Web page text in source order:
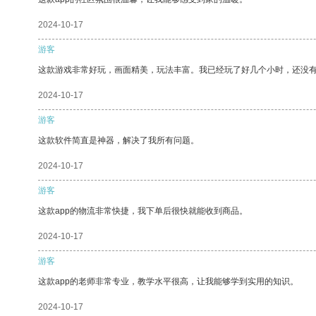
2024-10-17
游客
这款游戏非常好玩，画面精美，玩法丰富。我已经玩了好几个小时，还没
2024-10-17
游客
这款软件简直是神器，解决了我所有问题。
2024-10-17
游客
这款app的物流非常快捷，我下单后很快就能收到商品。
2024-10-17
游客
这款app的老师非常专业，教学水平很高，让我能够学到实用的知识。
2024-10-17